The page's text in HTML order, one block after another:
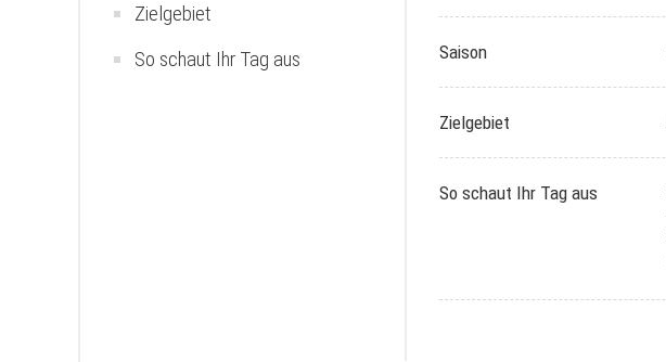
Zielgebiet
So schaut Ihr Tag aus
Saison
Zielgebiet
So schaut Ihr Tag aus